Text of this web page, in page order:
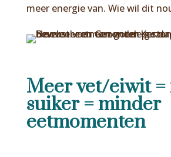
meer energie van. Wie wil dit
Meer vet/eiwit
suiker = minder
eetmomenten